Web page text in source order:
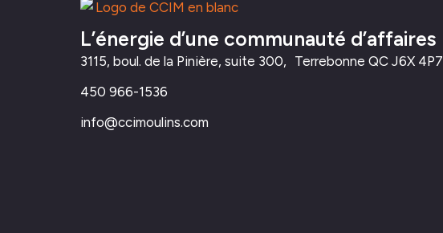
L’énergie d’une communauté d’affaires
3115, boul. de la Pinière, suite 300, Terrebonne QC J6X 4P7
450 966-1536
info@ccimoulins.com